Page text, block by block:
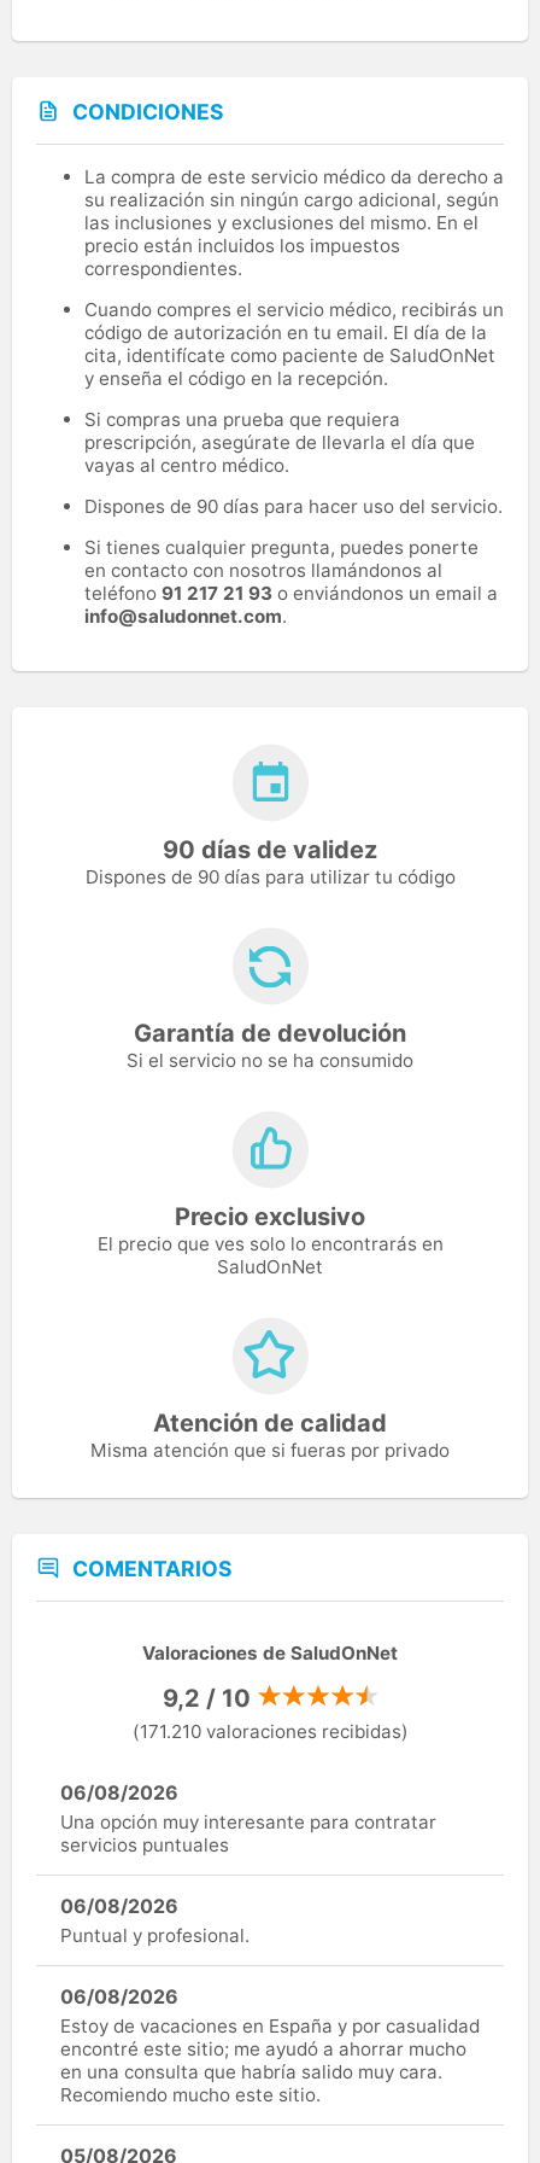
CONDICIONES
La compra de este servicio médico da derecho a
su realización sin ningún cargo adicional, según
las inclusiones y exclusiones del mismo. En el
precio están incluidos los impuestos
correspondientes.
Cuando compres el servicio médico, recibirás un
código de autorización en tu email. El día de la
cita, identifícate como paciente de SaludOnNet
y enseña el código en la recepción.
Si compras una prueba que requiera
prescripción, asegúrate de llevarla el día que
vayas al centro médico.
Dispones de 90 días para hacer uso del servicio.
Si tienes cualquier pregunta, puedes ponerte
en contacto con nosotros llamándonos al
teléfono 91 217 21 93 o enviándonos un email a
info@saludonnet.com.
90 días de validez
Dispones de 90 días para utilizar tu código
Garantía de devolución
Si el servicio no se ha consumido
Precio exclusivo
El precio que ves solo lo encontrarás en
SaludOnNet
Atención de calidad
Misma atención que si fueras por privado
COMENTARIOS
Valoraciones de SaludOnNet
9,2 / 10
(171.210 valoraciones recibidas)
06/08/2026
Una opción muy interesante para contratar
servicios puntuales
06/08/2026
Puntual y profesional.
06/08/2026
Estoy de vacaciones en España y por casualidad
encontré este sitio; me ayudó a ahorrar mucho
en una consulta que habría salido muy cara.
Recomiendo mucho este sitio.
05/08/2026